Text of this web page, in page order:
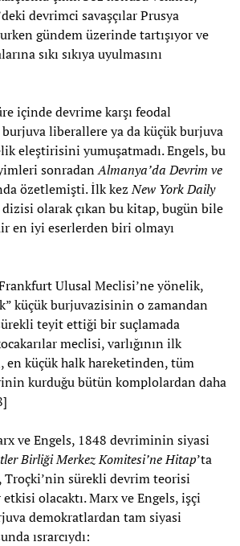
devrimci savaşçılar Prusya
gündem üzerinde tartışıyor ve
sıkı sıkıya uyulmasını
içinde devrime karşı feodal
liberallere ya da küçük burjuva
eleştirisini yumuşatmadı. Engels, bu
sonradanAlmanya’da Devrim ve
özetlemişti. İlk kezNew York Daily
dizisi olarak çıkan bu kitap, bugün bile
en iyi eserlerden biri olmayı
Ulusal Meclisi’ne yönelik,
küçük burjuvazisinin o zamandan
teyit ettiği bir suçlamada
meclisi, varlığının ilk
küçük halk hareketinden, tüm
kurduğu bütün komplolardan daha
ve Engels, 1848 devriminin siyasi
Birliği Merkez Komitesi’ne Hitap’ta
Troçki’nin sürekli devrim teorisi
olacaktı. Marx ve Engels, işçi
demokratlardan tam siyasi
ısrarcıydı: